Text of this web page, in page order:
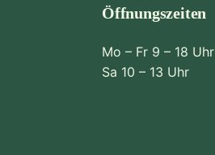
Öffnungszeiten
Mo – Fr 9 – 18 Uhr
Sa 10 – 13 Uhr